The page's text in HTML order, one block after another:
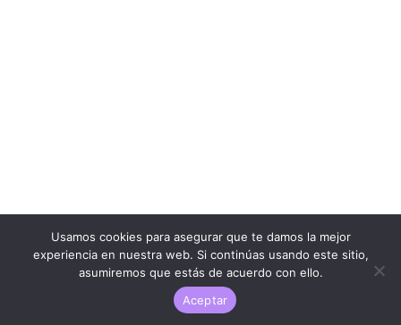
LARESEÑAQUENADIEPIDIO.COM ® | 2023
Usamos cookies para asegurar que te damos la mejor
experiencia en nuestra web. Si continúas usando este sitio,
asumiremos que estás de acuerdo con ello.
Aceptar